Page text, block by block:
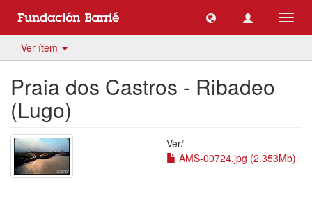
Ver ítem
Praia dos Castros - Ribadeo
(Lugo)
Ver/
AMS-00724.jpg (2.353Mb)